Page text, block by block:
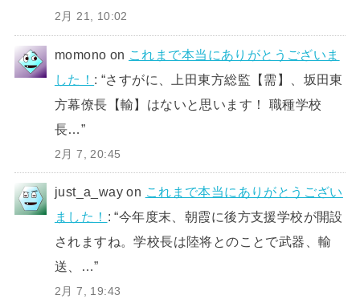
2月 21, 10:02
momono on これまで本当にありがとうございま
した！ : “さすがに、上田東方総監【需】、坂田東
方幕僚長【輸】はないと思います！ 職種学校
長…”
2月 7, 20:45
just_a_way on これまで本当にありがとうござい
ました！ : “今年度末、朝霞に後方支援学校が開設
されますね。学校長は陸将とのことで武器、輸
送、…”
2月 7, 19:43